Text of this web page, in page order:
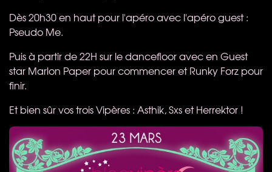
Dès 20h30 en haut pour l'apéro avec l'apéro guest :
Pseudo Me.
Puis à partir de 22H sur le dancefloor avec en Guest
star Marlon Paper pour commencer et Runky Forz pour
finir.
Et bien sûr vos trois Vipères : Asthik, Sxs et Herrektor !